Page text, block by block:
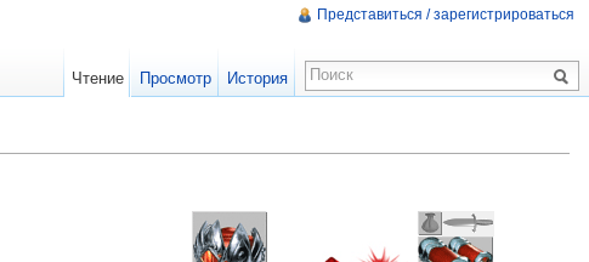
Представиться / зарегистрироваться
Чтение Просмотр История